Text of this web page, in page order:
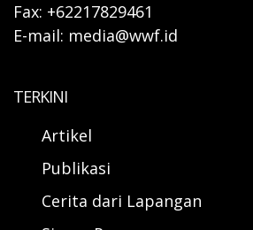
Fax: +62217829461
E-mail: media@wwf.id
TERKINI
Artikel
Publikasi
Cerita dari Lapangan